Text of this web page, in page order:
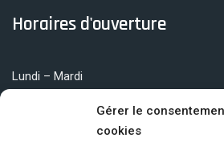
Gérer le
cookies
Horaires d'ouverture
Lundi – Mardi